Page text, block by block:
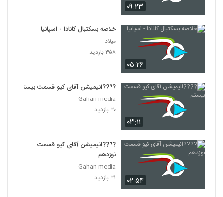
۰۹:۲۳
۰۵:۲۶
خلاصه بسکتبال کانادا - اسپانیا
میلاد
۳۵۸ بازدید
۰۳:۱۱
????️انیمیشن آقای کیو قسمت بیستم
Gahan media
۳۰ بازدید
۰۲:۵۴
????️انیمیشن آقای کیو قسمت
نوزدهم
Gahan media
۳۱ بازدید